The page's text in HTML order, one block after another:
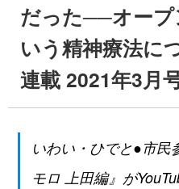
だった──オープ
いう精神療法に
連載 2021年3月号
いわい・ひでと●市民
モロ 上田編』が